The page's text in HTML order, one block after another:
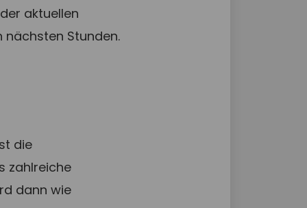
aktuellen
nächsten Stunden.
die
zahlreiche
dann wie